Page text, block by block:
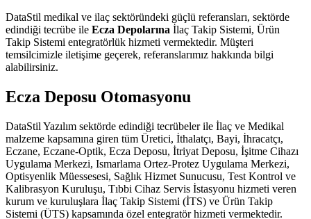
DataStil medikal ve ilaç sektöründeki güçlü referansları, sektörde
edindiği tecrübe ile Ecza Depolarına İlaç Takip Sistemi, Ürün
Takip Sistemi entegratörlük hizmeti vermektedir. Müşteri
temsilcimizle iletişime geçerek, referanslarımız hakkında bilgi
alabilirsiniz.
Ecza Deposu Otomasyonu
DataStil Yazılım sektörde edindiği tecrübeler ile İlaç ve Medikal
malzeme kapsamına giren tüm Üretici, İthalatçı, Bayi, İhracatçı,
Eczane, Eczane-Optik, Ecza Deposu, İtriyat Deposu, İşitme Cihazı
Uygulama Merkezi, Ismarlama Ortez-Protez Uygulama Merkezi,
Optisyenlik Müessesesi, Sağlık Hizmet Sunucusu, Test Kontrol ve
Kalibrasyon Kuruluşu, Tıbbi Cihaz Servis İstasyonu hizmeti veren
kurum ve kuruluşlara İlaç Takip Sistemi (İTS) ve Ürün Takip
Sistemi (ÜTS) kapsamında özel entegratör hizmeti vermektedir.